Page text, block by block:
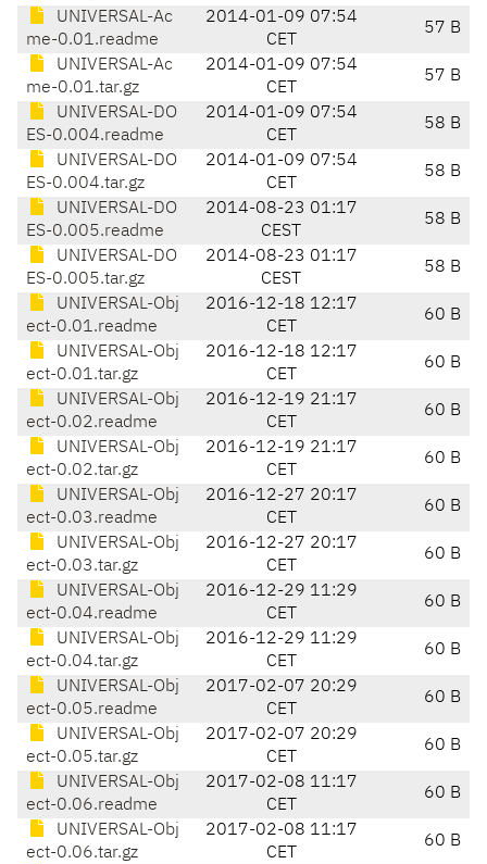
UNIVERSAL-Ac
me-0.01.readme
2014-01-09 07:54
CET
57 B
UNIVERSAL-Ac
me-0.01.tar.gz
2014-01-09 07:54
CET
57 B
UNIVERSAL-DO
ES-0.004.readme
2014-01-09 07:54
CET
58 B
UNIVERSAL-DO
ES-0.004.tar.gz
2014-01-09 07:54
CET
58 B
UNIVERSAL-DO
ES-0.005.readme
2014-08-23 01:17
CEST
58 B
UNIVERSAL-DO
ES-0.005.tar.gz
2014-08-23 01:17
CEST
58 B
UNIVERSAL-Obj
ect-0.01.readme
2016-12-18 12:17
CET
60 B
UNIVERSAL-Obj
ect-0.01.tar.gz
2016-12-18 12:17
CET
60 B
UNIVERSAL-Obj
ect-0.02.readme
2016-12-19 21:17
CET
60 B
UNIVERSAL-Obj
ect-0.02.tar.gz
2016-12-19 21:17
CET
60 B
UNIVERSAL-Obj
ect-0.03.readme
2016-12-27 20:17
CET
60 B
UNIVERSAL-Obj
ect-0.03.tar.gz
2016-12-27 20:17
CET
60 B
UNIVERSAL-Obj
ect-0.04.readme
2016-12-29 11:29
CET
60 B
UNIVERSAL-Obj
ect-0.04.tar.gz
2016-12-29 11:29
CET
60 B
UNIVERSAL-Obj
ect-0.05.readme
2017-02-07 20:29
CET
60 B
UNIVERSAL-Obj
ect-0.05.tar.gz
2017-02-07 20:29
CET
60 B
UNIVERSAL-Obj
ect-0.06.readme
2017-02-08 11:17
CET
60 B
UNIVERSAL-Obj
ect-0.06.tar.gz
2017-02-08 11:17
CET
60 B